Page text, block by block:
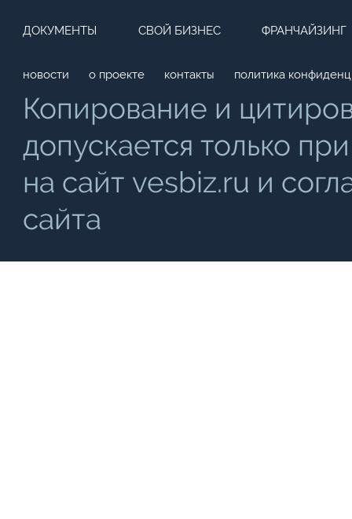
ДОКУМЕНТЫ СВОЙ БИЗНЕС ФРАНЧАЙЗИНГ
новости о проекте контакты политика
Копирование и
допускается только
на сайт vesbiz.ru и
сайта